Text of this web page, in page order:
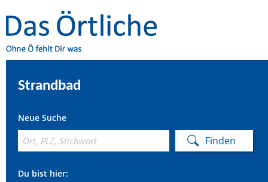
Strandbad
Neue Suche
Du bist hier: